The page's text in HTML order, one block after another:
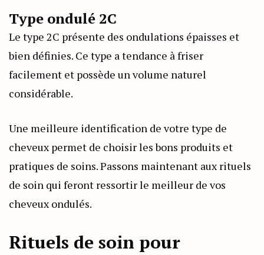
Type ondulé 2C
Le type 2C présente des ondulations épaisses et
bien définies. Ce type a tendance à friser
facilement et possède un volume naturel
considérable.
Une meilleure identification de votre type de
cheveux permet de choisir les bons produits et
pratiques de soins. Passons maintenant aux rituels
de soin qui feront ressortir le meilleur de vos
cheveux ondulés.
Rituels de soin pour